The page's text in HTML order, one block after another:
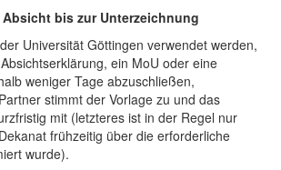
bis zur Unterzeichnung
Universität Göttingen verwendet werden,
ein MoU oder eine
weniger Tage abzuschließen,
stimmt der Vorlage zu und das
mit (letzteres ist in der Regel nur
frühzeitig über die erforderliche
wurde).